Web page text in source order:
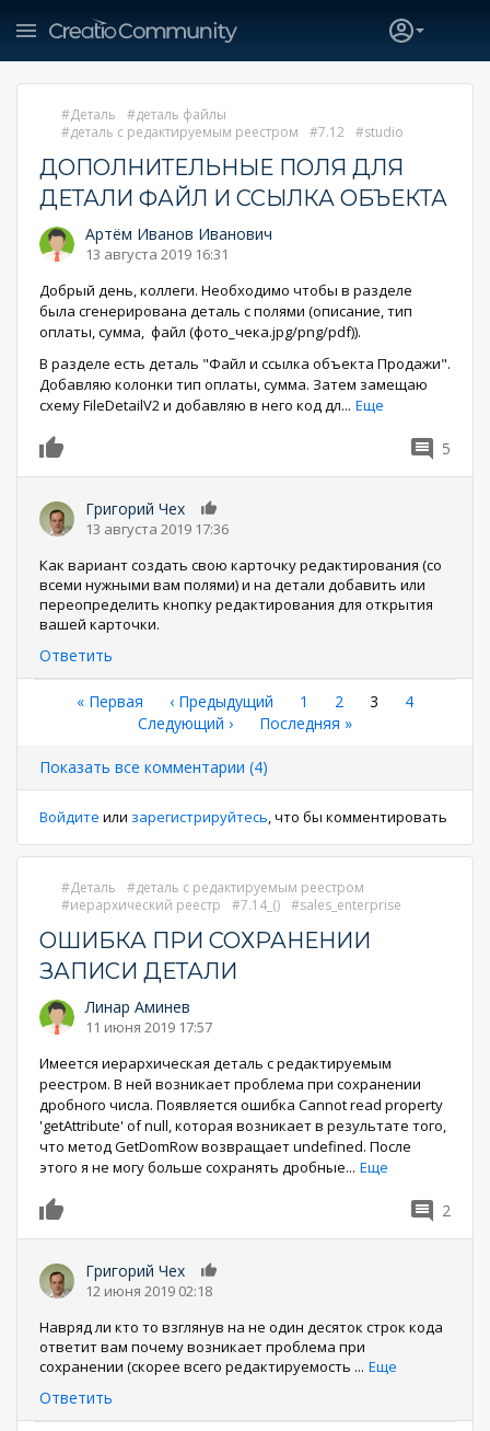
Деталь
деталь файлы
деталь с редактируемым реестром
7.12 studio
ДОПОЛНИТЕЛЬНЫЕ ПОЛЯ ДЛЯ
ДЕТАЛИ ФАЙЛ И ССЫЛКА ОБЪЕКТА
Артём Иванов Иванович
13 августа 2019 16:31
Добрый день, коллеги. Необходимо чтобы в разделе
была сгенерирована деталь с полями (описание, тип
оплаты, сумма, файл (фото_чека.jpg/png/pdf)).
В разделе есть деталь "Файл и ссылка объекта Продажи".
Добавляю колонки тип оплаты, сумма. Затем замещаю
схему FileDetailV2 и добавляю в него код дл... Еще
5
Григорий Чех
13 августа 2019 17:36
Как вариант создать свою карточку редактирования (со
всеми нужными вам полями) и на детали добавить или
переопределить кнопку редактирования для открытия
вашей карточки.
Ответить
Нумерация
страниц
Первая
страница
« Первая ←
‹ Предыдущий Страница
1 Страница
2
Текущая
3 Страница
4
Следующая
Следующий ›
Последняя
Последняя »
Показать все комментарии (4)
Войдите или зарегистрируйтесь, что бы комментировать
Деталь
деталь с редактируемым реестром
иерархический реестр
7.14_() sales_enterprise
ОШИБКА ПРИ СОХРАНЕНИИ
ЗАПИСИ ДЕТАЛИ
Линар Аминев
11 июня 2019 17:57
Имеется иерархическая деталь с редактируемым
реестром. В ней возникает проблема при сохранении
дробного числа. Появляется ошибка Cannot read property
'getAttribute' of null, которая возникает в результате того,
что метод GetDomRow возвращает undefined. После
этого я не могу больше сохранять дробные... Еще
2
Григорий Чех
12 июня 2019 02:18
Навряд ли кто то взглянув на не один десяток строк кода
ответит вам почему возникает проблема при
сохранении (скорее всего редактируемость ... Еще
Ответить